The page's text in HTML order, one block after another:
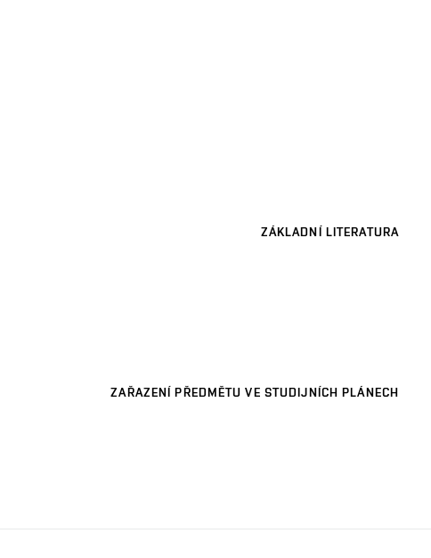
ZÁKLADNÍ LITERATURA
ZAŘAZENÍ PŘEDMĚTU VE STUDIJNÍCH PLÁNECH